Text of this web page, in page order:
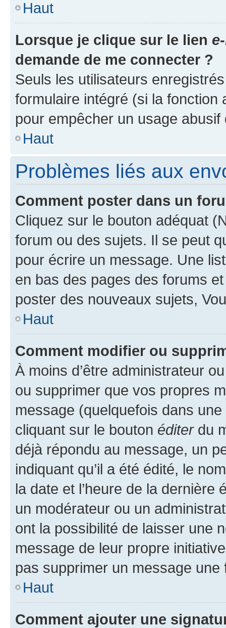
Haut
Lorsque je clique sur le lien
demande de me connecter ?
Seuls les utilisateurs
formulaire intégré (si la fonction
pour empêcher un usage
Haut
Problèmes liés aux
Comment poster dans un
Cliquez sur le bouton adéquat
forum ou des sujets. Il se peut
pour écrire un message. Une
en bas des pages des forums
poster des nouveaux sujets,
Haut
Comment modifier ou
À moins d’être administrateur
ou supprimer que vos propres
message (quelquefois dans
cliquant sur le bouton éditerdu
déjà répondu au message, un
indiquant qu’il a été édité, le
la date et l’heure de la dernière
un modérateur ou un
ont la possibilité de laisser une
message de leur propre
pas supprimer un message une
Haut
Comment ajouter une